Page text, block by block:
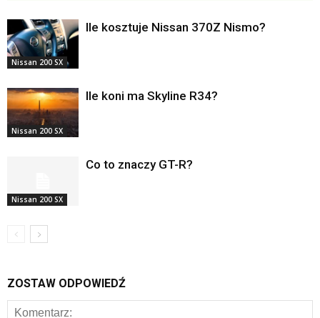
Nissan 200 SX
Ile kosztuje Nissan 370Z Nismo?
Nissan 200 SX
Ile koni ma Skyline R34?
Nissan 200 SX
Co to znaczy GT-R?
ZOSTAW ODPOWIEDŹ